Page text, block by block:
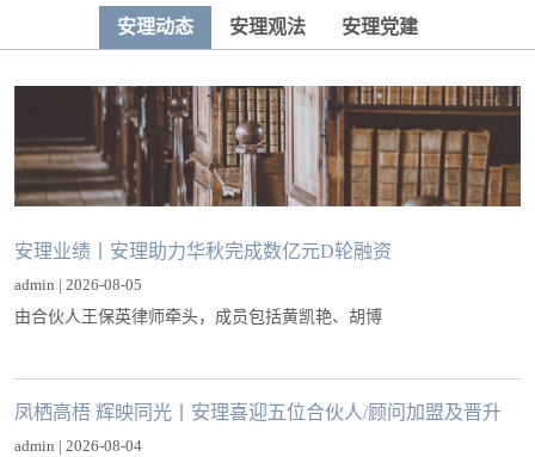
安理动态 安理观法 安理党建
安理业绩丨安理助力华秋完成数亿元D轮融资
admin | 2026-08-05
由合伙人王保英律师牵头，成员包括黄凯艳、胡博
凤栖高梧 辉映同光丨安理喜迎五位合伙人/顾问加盟及晋升
admin | 2026-08-04